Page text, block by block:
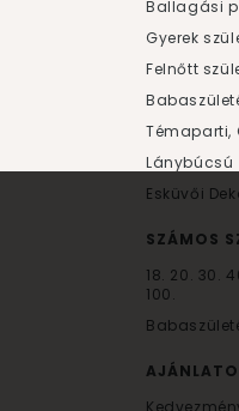
Ballagási
Gyerek
Felnőtt
Témaparti,
Lánybúcsú
Esküvői
SZÁMOS
18. 20. 30.
100.